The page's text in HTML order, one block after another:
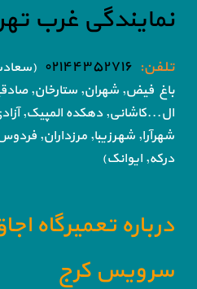
نمایندگی غرب
تلفن: ۰۲۱۴۴۳۵۲۷۱۶
باغ فیض, شهران, ستارخان,
ال...کاشانی, دهکده المپیک,
شهرآرا, شهرزیبا, مرزداران,
درکه, ایوانک)
درباره تعمیرگاه
سرویس کرج